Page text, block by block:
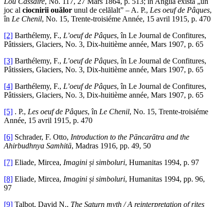
joc al ciocnirii ouălor unul de celălalt” – A. P., Les oeuf de Pâques,
în Le Chenil, No. 15, Trente-troisiéme Année, 15 avril 1915, p. 470
[2] Barthélemy, F., L’oeuf de Pâques, în Le Journal de Confitures,
Pâtissiers, Glaciers, No. 3, Dix-huitième année, Mars 1907, p. 65
[3] Barthélemy, F., L’oeuf de Pâques, în Le Journal de Confitures,
Pâtissiers, Glaciers, No. 3, Dix-huitième année, Mars 1907, p. 65
[4] Barthélemy, F., L’oeuf de Pâques, în Le Journal de Confitures,
Pâtissiers, Glaciers, No. 3, Dix-huitième année, Mars 1907, p. 65
[5] . P., Les oeuf de Pâques, în Le Chenil, No. 15, Trente-troisiéme
Année, 15 avril 1915, p. 470
[6] Schrader, F. Otto, Introduction to the Pāncarātra and the
Ahirbudhnya Samhitā, Madras 1916, pp. 49, 50
[7] Eliade, Mircea, Imagini și simboluri, Humanitas 1994, p. 97
[8] Eliade, Mircea, Imagini și simboluri, Humanitas 1994, pp. 96,
97
[9] Talbot, David N., The Saturn myth / A reinterpretation of rites